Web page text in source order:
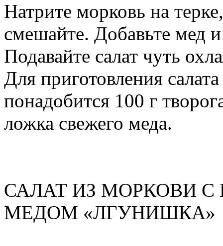
Натрите морковь на
смешайте. Добавьте мед
Подавайте салат чуть
Для приготовления
понадобится 100 г
ложка свежего меда.
САЛАТ ИЗ МОРКОВИ
МЕДОМ «ЛГУНИШКА»